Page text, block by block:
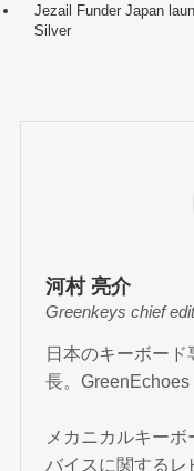
Jezail Funder Japan
Silver
河村 亮介
Greenkeys chief
日本のキーボー
長。GreenEchoes
メカニカルキー
バイスに関するレ